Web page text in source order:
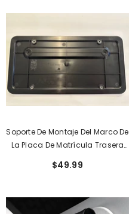
Soporte De Montaje Del Marco De
La Placa De Matrícula Trasera
$49.99